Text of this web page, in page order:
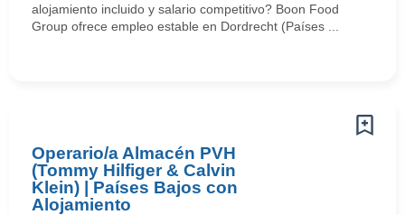
alojamiento incluido y salario competitivo? Boon Food
Group ofrece empleo estable en Dordrecht (Países ...
Operario/a Almacén PVH
(Tommy Hilfiger & Calvin
Klein) | Países Bajos con
Alojamiento